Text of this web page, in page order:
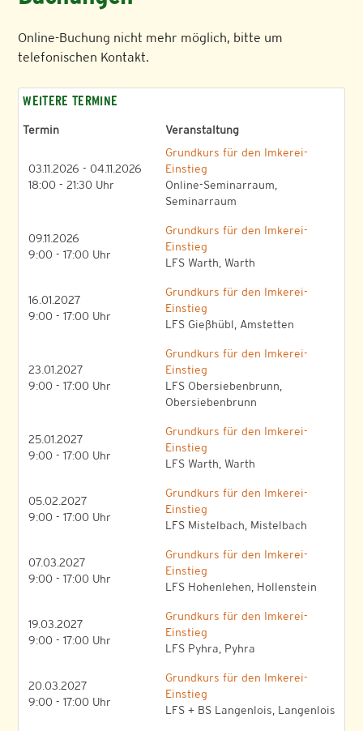
Online-Buchung nicht mehr möglich, bitte um
telefonischen Kontakt.
WEITERE TERMINE
Termin Veranstaltung
03.11.2026 - 04.11.2026
18:00 - 21:30 Uhr
Grundkurs für den Imkerei-
Einstieg
Online-Seminarraum,
Seminarraum
09.11.2026
9:00 - 17:00 Uhr
Grundkurs für den Imkerei-
Einstieg
LFS Warth, Warth
16.01.2027
9:00 - 17:00 Uhr
Grundkurs für den Imkerei-
Einstieg
LFS Gießhübl, Amstetten
23.01.2027
9:00 - 17:00 Uhr
Grundkurs für den Imkerei-
Einstieg
LFS Obersiebenbrunn,
Obersiebenbrunn
25.01.2027
9:00 - 17:00 Uhr
Grundkurs für den Imkerei-
Einstieg
LFS Warth, Warth
05.02.2027
9:00 - 17:00 Uhr
Grundkurs für den Imkerei-
Einstieg
LFS Mistelbach, Mistelbach
07.03.2027
9:00 - 17:00 Uhr
Grundkurs für den Imkerei-
Einstieg
LFS Hohenlehen, Hollenstein
19.03.2027
9:00 - 17:00 Uhr
Grundkurs für den Imkerei-
Einstieg
LFS Pyhra, Pyhra
20.03.2027
9:00 - 17:00 Uhr
Grundkurs für den Imkerei-
Einstieg
LFS + BS Langenlois, Langenlois